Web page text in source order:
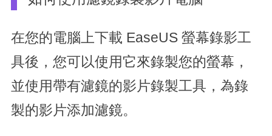
在您的電腦上下載 EaseUS 螢幕錄影工
具後，您可以使用它來錄製您的螢幕，
並使用帶有濾鏡的影片錄製工具，為錄
製的影片添加濾鏡。